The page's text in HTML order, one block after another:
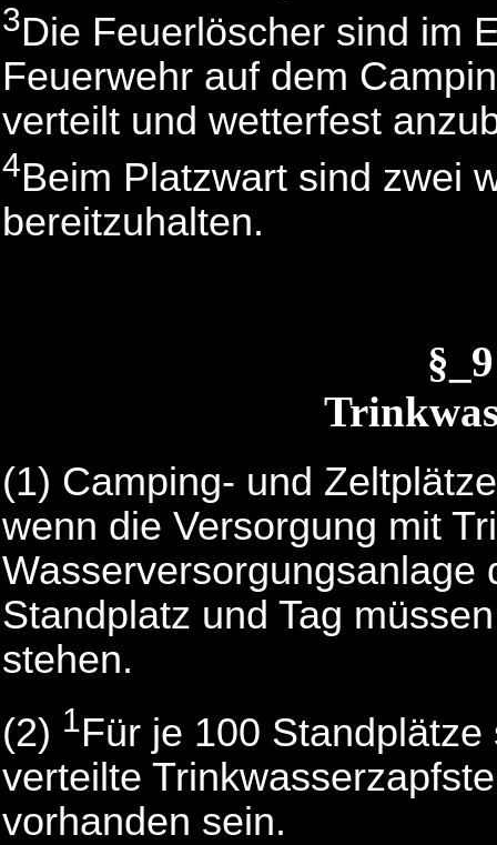
3Die Feuerlöscher sind im
Feuerwehr auf dem
verteilt und wetterfest
4Beim Platzwart sind zwei
bereitzuhalten.
(1) Camping- und
wenn die Versorgung mit
Wasserversorgungsanlage
Standplatz und Tag
stehen.
(2) 1Für je 100
verteilte
vorhanden sein.